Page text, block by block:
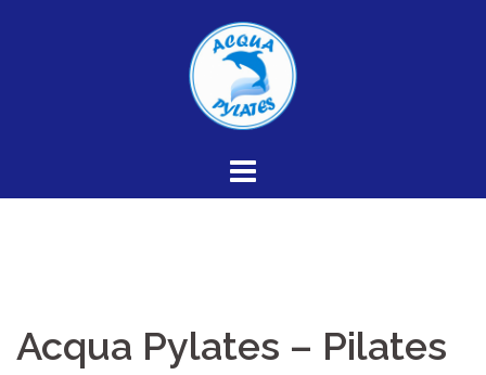
Acqua Pylates – Pilates